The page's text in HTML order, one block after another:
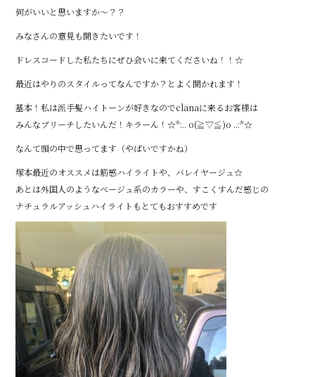
何がいいと思いますか～？？
みなさんの意見も聞きたいです！
ドレスコードした私たちにぜひ会いに来てくださいね！！☆
最近はやりのスタイルってなんですか？とよく聞かれます！
基本！私は派手髪ハイトーンが好きなのでclanaに来るお客様は
みんなブリーチしたいんだ！キラーん！☆*:.. o(≧▽≦)o ..:*☆
なんて頭の中で思ってます（やばいですかね）
塚本最近のオススメは筋感ハイライトや、バレイヤージュ☆
あとは外国人のようなベージュ系のカラーや、すこくすんだ感じの
ナチュラルアッシュハイライトもとてもおすすめです